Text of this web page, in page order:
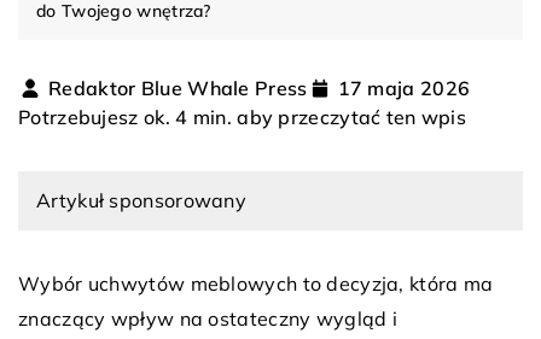
do Twojego wnętrza?
Redaktor Blue Whale Press
17 maja 2026
Potrzebujesz ok. 4 min. aby przeczytać ten wpis
Artykuł sponsorowany
Wybór uchwytów meblowych to decyzja, która ma
znaczący wpływ na ostateczny wygląd i